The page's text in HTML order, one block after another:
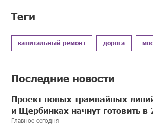
Теги
капитальный ремонт дорога
Последние новости
Проект новых трамвайных
и Щербинках начнут готовить в
Главное сегодня